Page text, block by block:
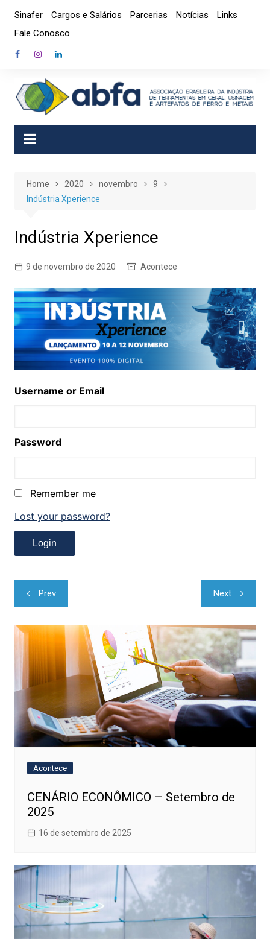
content
Sinafer Cargos e Salários Parcerias Notícias
Links
Fale Conosco
Home 2020 novembro
9
Indústria Xperience
Indústria Xperience
9 de novembro de 2020 Acontece
Username or Email
Password
Remember me
Lost your password?
Navegação
de
Post
Prev Next
Acontece
CENÁRIO ECONÔMICO – Setembro de
2025
16 de setembro de 2025